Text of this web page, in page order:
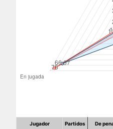
Jugador Partidos De